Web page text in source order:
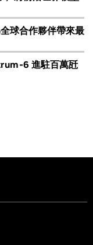
球合作夥伴帶來最
6 進駐百萬瓩